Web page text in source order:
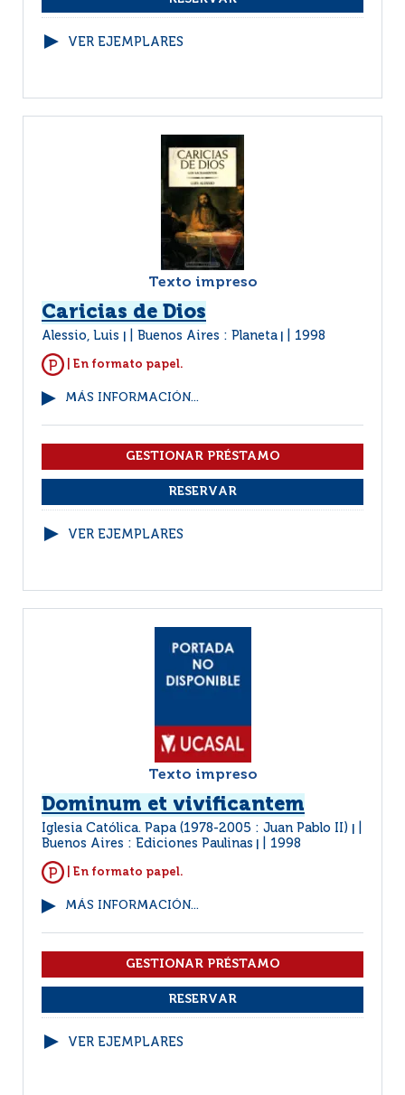
VER EJEMPLARES
Texto impreso
Caricias de Dios
Alessio, Luis Buenos Aires : Planeta 1998
| En formato papel.
MÁS INFORMACIÓN...
VER EJEMPLARES
Texto impreso
Dominum et vivificantem
Iglesia Católica. Papa (1978-2005 : Juan Pablo II)
Buenos Aires : Ediciones Paulinas 1998
| En formato papel.
MÁS INFORMACIÓN...
VER EJEMPLARES